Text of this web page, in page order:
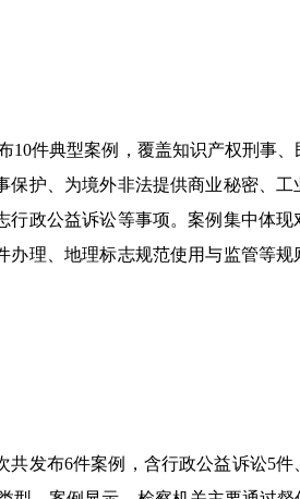
10件典型案例，覆盖知识产权刑事、
护、为境外非法提供商业秘密、工
政公益诉讼等事项。案例集中体现
理、地理标志规范使用与监管等规
发布6件案例，含行政公益诉讼5件